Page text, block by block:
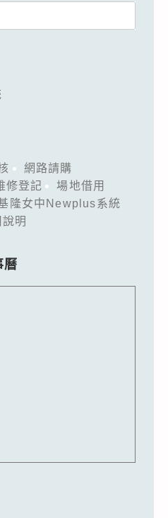
網路請購
修登記
場地借用
隆女中Newplus系統
明
曆